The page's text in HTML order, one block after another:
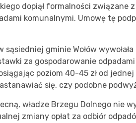
dopiął formalności związane
komunalnymi. Umowę tę
gminie Wołów
za gospodarowanie
poziom 40-45 zł od
się, czy podobne
władze Brzegu Dolnego nie
zmiany opłat za odbiór